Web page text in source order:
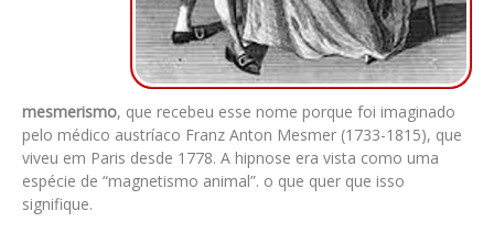
mesmerismo, que recebeu esse nome porque foi imaginado
pelo médico austríaco Franz Anton Mesmer (1733-1815), que
viveu em Paris desde 1778. A hipnose era vista como uma
espécie de “magnetismo animal”. o que quer que isso
signifique.